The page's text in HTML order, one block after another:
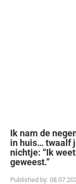
Ik nam de
in huis… twaalf
nichtje: “Ik
geweest.”
Published by: